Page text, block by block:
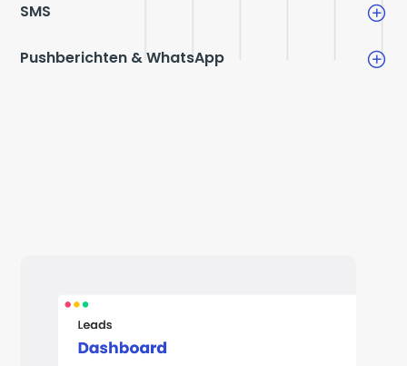
SMS
Pushberichten & WhatsApp